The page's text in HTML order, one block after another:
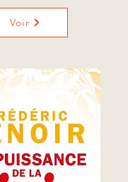
Voir